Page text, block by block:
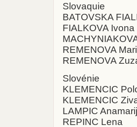
Slovaquie
BATOVSKA
FIALKOVA Ivona
REMENOVA
REMENOVA
Slovénie
KLEMENCIC
KLEMENCIC
LAMPIC
REPINC Lena